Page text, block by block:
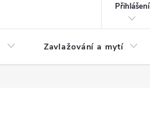
Přihlášení
Zavlažování a mytí